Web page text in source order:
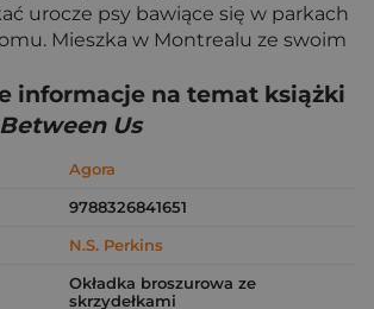
urocze psy bawiące się w parkach
Mieszka w Montrealu ze swoim
informacje na temat książki
Us
Agora
9788326841651
N.S. Perkins
Okładka broszurowa ze
skrzydełkami